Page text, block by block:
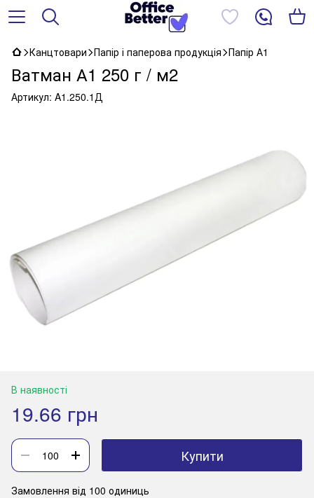
Канцтовари Папір і паперова продукція Папір А1
Ватман А1 250 г / м2
Артикул: A1.250.1Д
В наявності
19.66 грн
Купити
Замовлення від 100 одиниць